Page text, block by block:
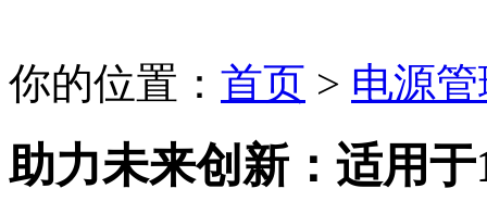
你的位置： 首页 > 电源
助力未来创新：适用